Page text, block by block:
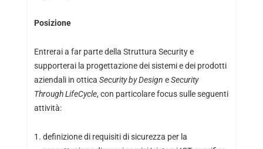
Posizione
Entrerai a far parte della Struttura Security e
supporterai la progettazione dei sistemi e dei prodotti
aziendali in ottica Security by Design eSecurity
Through LifeCycle, con particolare focus sulle seguenti
attività:
definizione di requisiti di sicurezza per la